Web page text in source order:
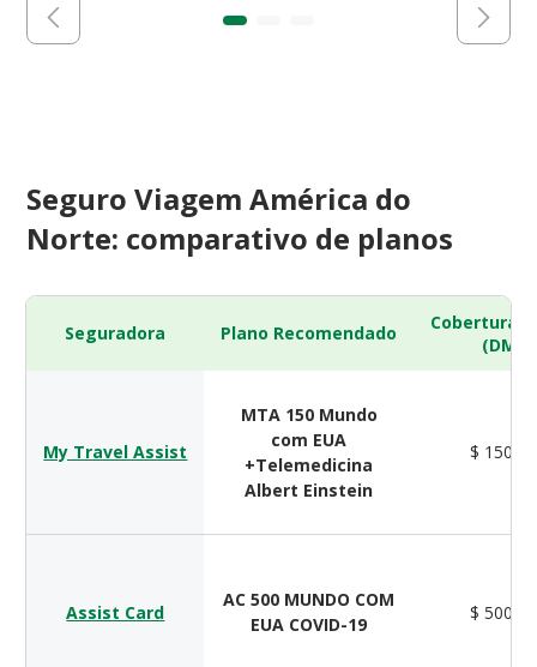
Seguro Viagem América do
Norte: comparativo de planos
Seguradora Plano Recomendado
Cobertura
(DMH)
My Travel Assist
MTA 150 Mundo
com EUA
+Telemedicina
Albert Einstein
$
Assist Card
AC 500 MUNDO COM
EUA COVID-19
$